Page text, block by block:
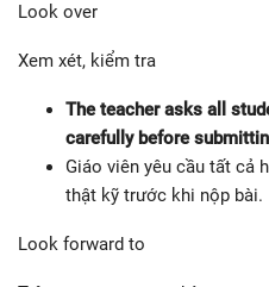
Look over
Xem xét, kiểm tra
The teacher asks all
carefully before
Giáo viên yêu cầu tất cả
thật kỹ trước khi nộp bài.
Look forward to